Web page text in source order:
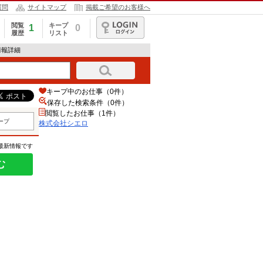
問 サイトマップ 掲載ご希望のお客様へ
閲覧
履歴
1
キープ
リスト
0
ログイン
詳細
プ
新情報です
キープ中のお仕事（0件）
保存した検索条件（0件）
閲覧したお仕事（1件）
株式会社シエロ